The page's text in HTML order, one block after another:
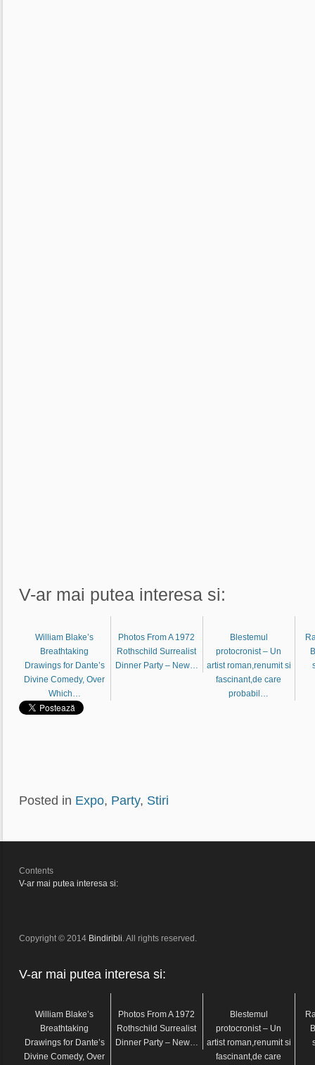
V-ar mai putea interesa si:
William Blake’s
Breathtaking
Drawings for Dante’s
Divine Comedy, Over
Which…
Photos From A 1972
Rothschild Surrealist
Dinner Party – New…
Blestemul
protocronist – Un
artist roman,renumit si
fascinant,de care
probabil…
Posted in Expo, Party, Stiri
Contents
V-ar mai putea interesa si:
Copyright © 2014 Bindiribli. All rights reserved.
V-ar mai putea interesa si:
William Blake’s
Breathtaking
Drawings for Dante’s
Divine Comedy, Over
Photos From A 1972
Rothschild Surrealist
Dinner Party – New…
Blestemul
protocronist – Un
artist roman,renumit si
fascinant,de care